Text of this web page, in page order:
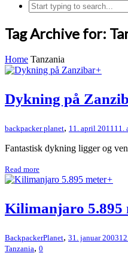
Tag Archive for:
Home Tanzania
+
Dykning på
backpacker planet, 11. april 2011 11.
Fantastisk dykning ligger og
Read more
+
Kilimanjaro 5.895
BackpackerPlanet, 31. januar 2003
Tanzania, 0